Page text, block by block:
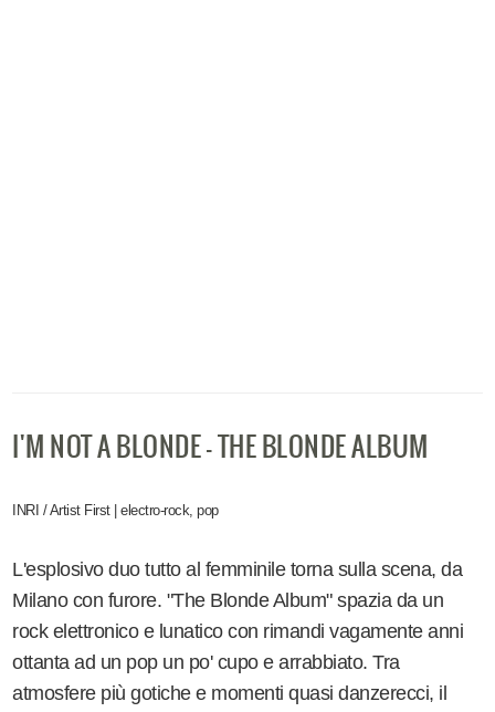
I'M NOT A BLONDE - THE BLONDE ALBUM
INRI / Artist First | electro-rock, pop
L'esplosivo duo tutto al femminile torna sulla scena, da
Milano con furore. "The Blonde Album" spazia da un
rock elettronico e lunatico con rimandi vagamente anni
ottanta ad un pop un po' cupo e arrabbiato. Tra
atmosfere più gotiche e momenti quasi danzerecci, il